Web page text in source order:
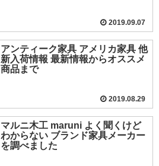
2019.09.07
アンティーク家具 アメリカ家具 他
新入荷情報 最新情報からオススメ
商品まで
2019.08.29
マルニ木工 maruni よく聞くけど
わからない ブランド家具メーカー
を調べました